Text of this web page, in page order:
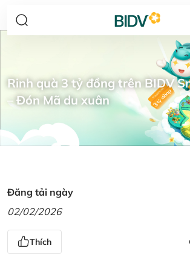
Rinh quà 3 tỷ đồng trên BIDV
– Đón Mã du xuân
Đăng tải ngày
02/02/2026
Thích